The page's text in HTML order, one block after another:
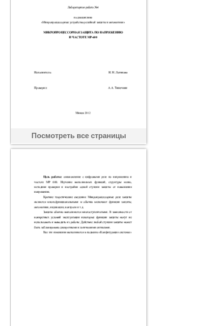
Посмотреть все страницы